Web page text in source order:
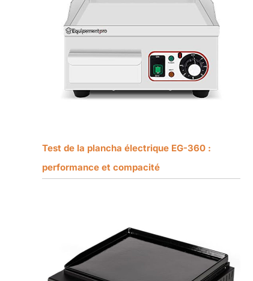
Test de la plancha électrique EG-360 :
performance et compacité